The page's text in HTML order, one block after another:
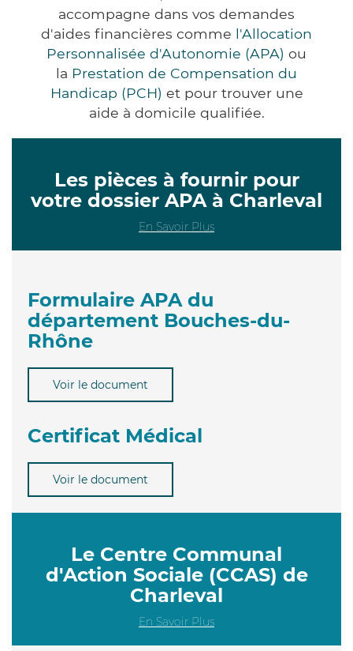
accompagne dans vos demandes
d'aides financières comme l'Allocation
Personnalisée d'Autonomie (APA) ou
la Prestation de Compensation du
Handicap (PCH) et pour trouver une
aide à domicile qualifiée.
Les pièces à fournir pour
votre dossier APA à Charleval
En Savoir Plus
Formulaire APA du
département Bouches-du-
Rhône
Voir le document
Certificat Médical
Voir le document
Le Centre Communal
d'Action Sociale (CCAS) de
Charleval
En Savoir Plus